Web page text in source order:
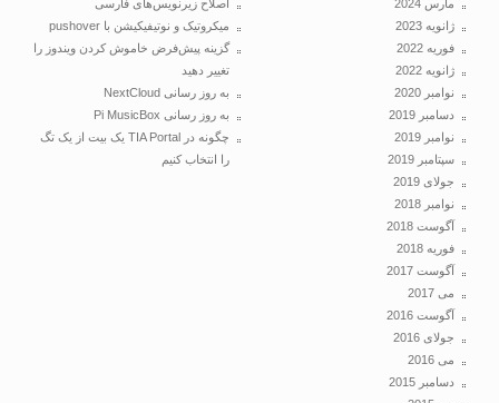
مارس 2024
ژانویه 2023
فوریه 2022
ژانویه 2022
نوامبر 2020
دسامبر 2019
نوامبر 2019
سپتامبر 2019
جولای 2019
نوامبر 2018
آگوست 2018
فوریه 2018
آگوست 2017
آگوست 2016
جولای 2016
دسامبر 2015
اصلاح زیرنویس‌های فارسی
میکروتیک و نوتیفیکیشن با pushover
گزینه پیش‌فرض خاموش کردن ویندوز را
تغییر دهید
به روز رسانی NextCloud
به روز رسانی Pi MusicBox
چگونه در TIA Portal یک بیت از یک تگ
را انتخاب کنیم